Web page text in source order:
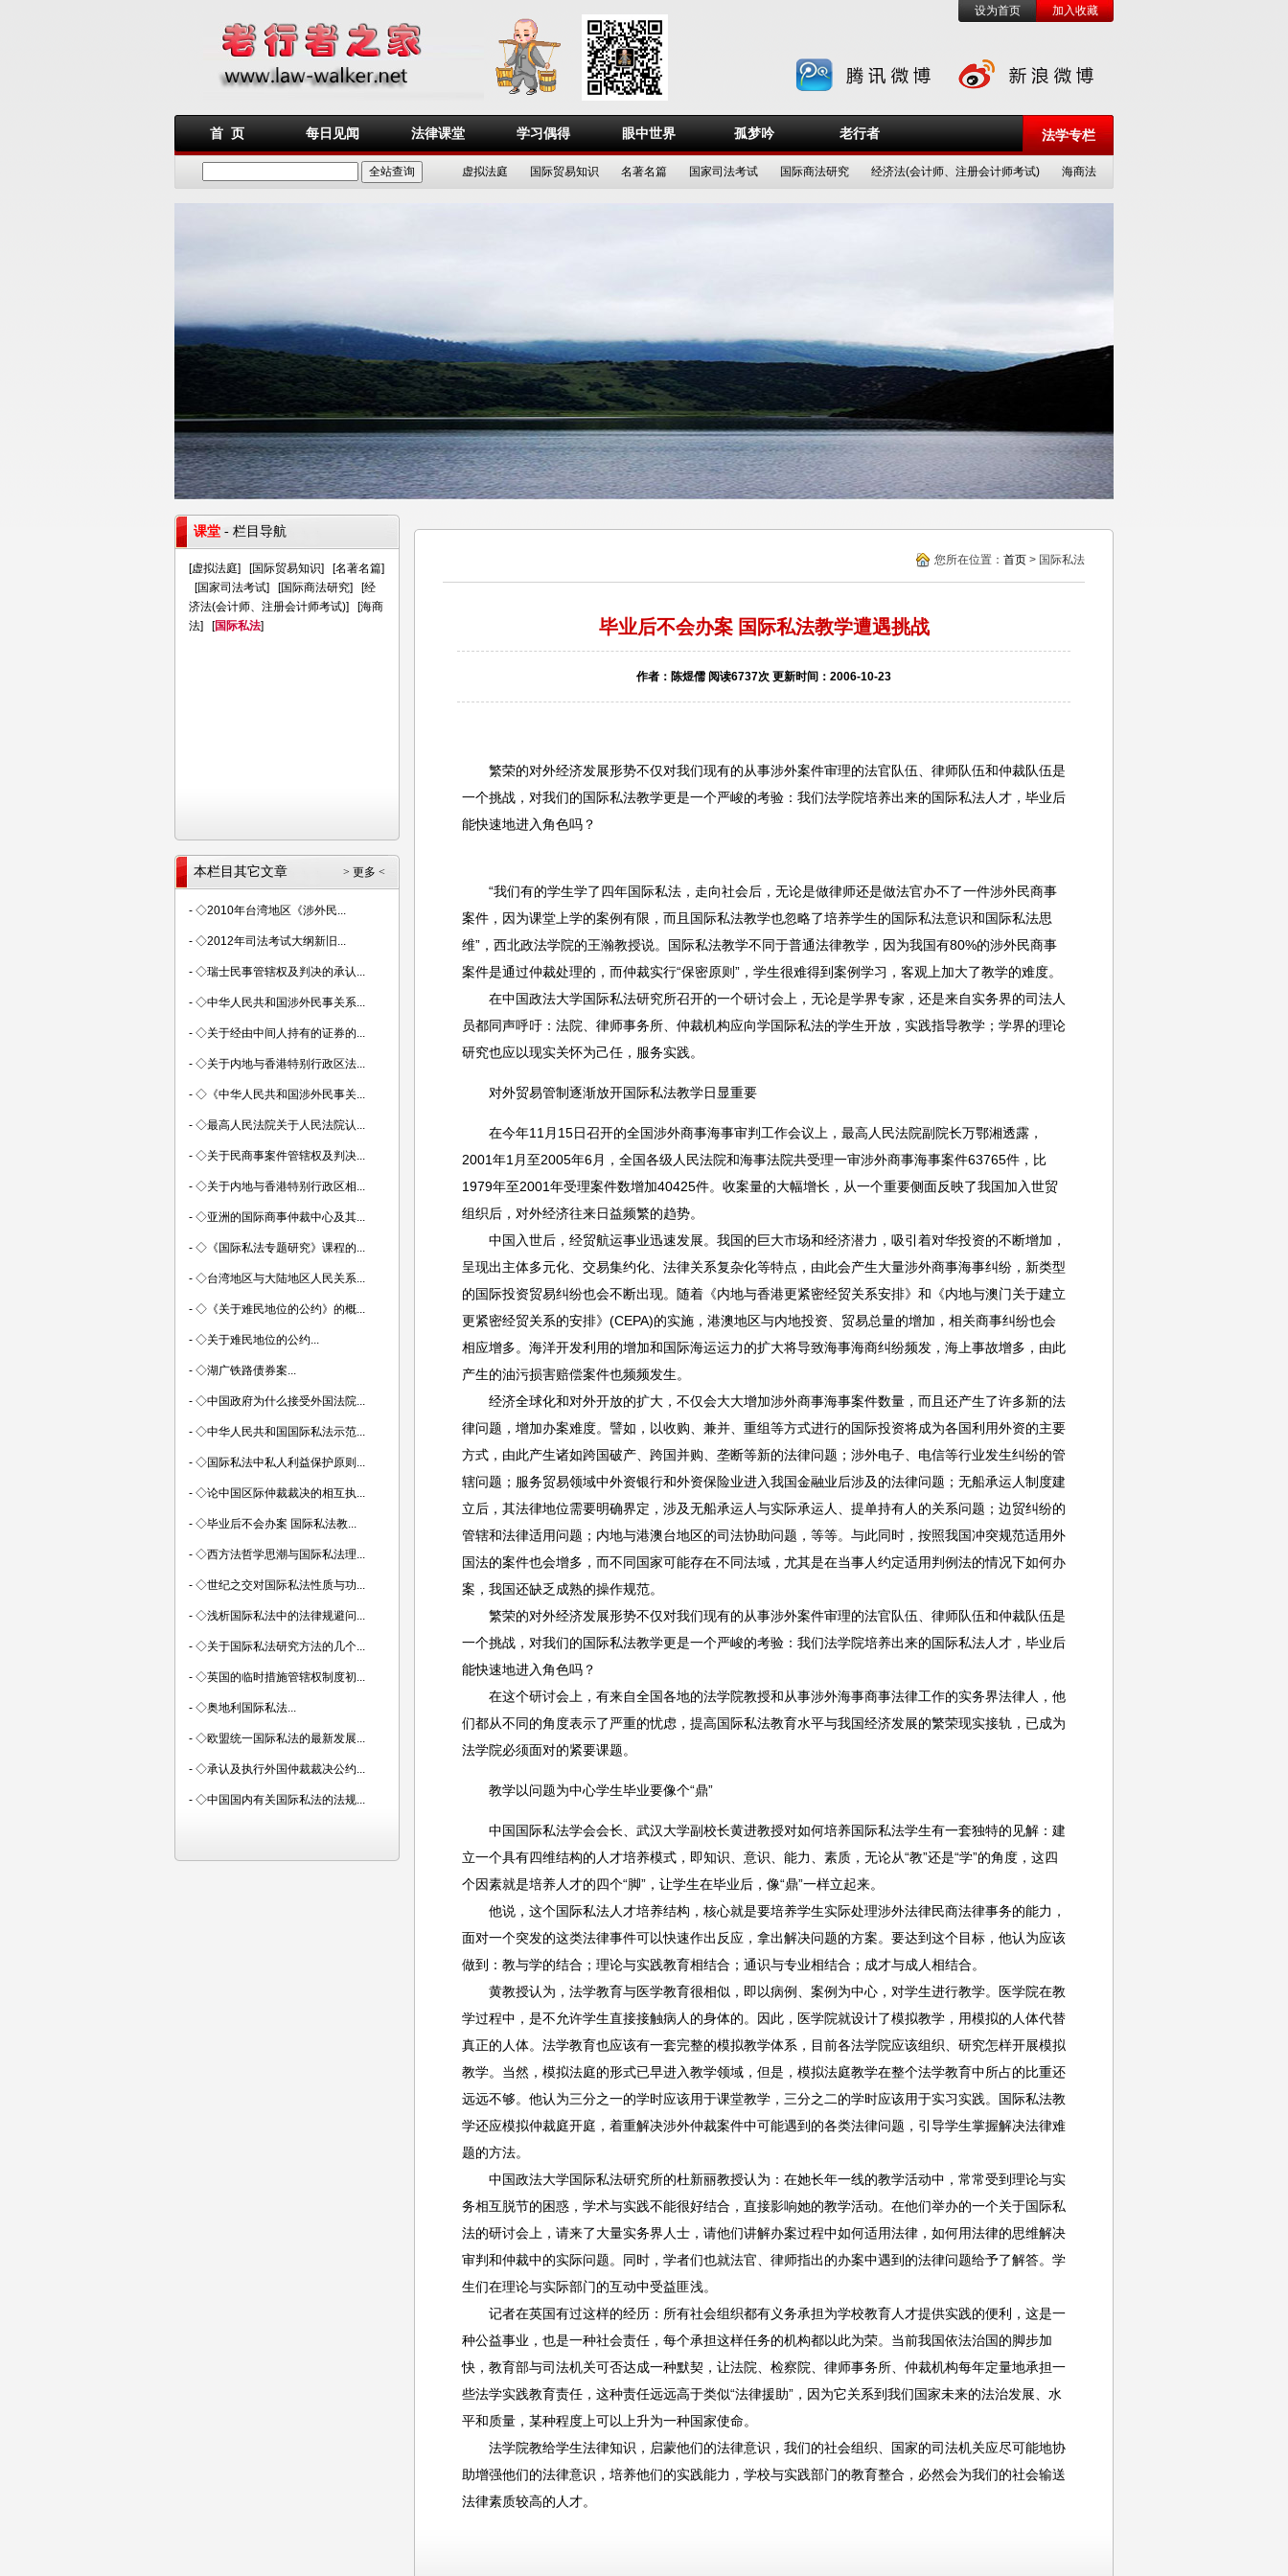
设为首页 加入收藏
首 页 每日见闻 法律课堂 学习偶得 眼中世界 孤梦吟 老行者 法学专栏
虚拟法庭 国际贸易知识 名著名篇 国家司法考试 国际商法研究 经济法(会计师、注册会计师考试) 海商法
您所在位置： 首页 > 国际私法
毕业后不会办案 国际私法教学遭遇挑战
作者：陈煜儒 阅读6737次 更新时间：2006-10-23
繁荣的对外经济发展形势不仅对我们现有的从事涉外案件审理的法官队伍、律师队伍和仲裁队伍是
一个挑战，对我们的国际私法教学更是一个严峻的考验：我们法学院培养出来的国际私法人才，毕业后
能快速地进入角色吗？
“我们有的学生学了四年国际私法，走向社会后，无论是做律师还是做法官办不了一件涉外民商事
案件，因为课堂上学的案例有限，而且国际私法教学也忽略了培养学生的国际私法意识和国际私法思
维”，西北政法学院的王瀚教授说。国际私法教学不同于普通法律教学，因为我国有80%的涉外民商事
案件是通过仲裁处理的，而仲裁实行“保密原则”，学生很难得到案例学习，客观上加大了教学的难度。
在中国政法大学国际私法研究所召开的一个研讨会上，无论是学界专家，还是来自实务界的司法人
员都同声呼吁：法院、律师事务所、仲裁机构应向学国际私法的学生开放，实践指导教学；学界的理论
研究也应以现实关怀为己任，服务实践。
对外贸易管制逐渐放开国际私法教学日显重要
在今年11月15日召开的全国涉外商事海事审判工作会议上，最高人民法院副院长万鄂湘透露，
2001年1月至2005年6月，全国各级人民法院和海事法院共受理一审涉外商事海事案件63765件，比
1979年至2001年受理案件数增加40425件。收案量的大幅增长，从一个重要侧面反映了我国加入世贸
组织后，对外经济往来日益频繁的趋势。
中国入世后，经贸航运事业迅速发展。我国的巨大市场和经济潜力，吸引着对华投资的不断增加，
呈现出主体多元化、交易集约化、法律关系复杂化等特点，由此会产生大量涉外商事海事纠纷，新类型
的国际投资贸易纠纷也会不断出现。随着《内地与香港更紧密经贸关系安排》和《内地与澳门关于建立
更紧密经贸关系的安排》(CEPA)的实施，港澳地区与内地投资、贸易总量的增加，相关商事纠纷也会
相应增多。海洋开发利用的增加和国际海运运力的扩大将导致海事海商纠纷频发，海上事故增多，由此
产生的油污损害赔偿案件也频频发生。
经济全球化和对外开放的扩大，不仅会大大增加涉外商事海事案件数量，而且还产生了许多新的法
律问题，增加办案难度。譬如，以收购、兼并、重组等方式进行的国际投资将成为各国利用外资的主要
方式，由此产生诸如跨国破产、跨国并购、垄断等新的法律问题；涉外电子、电信等行业发生纠纷的管
辖问题；服务贸易领域中外资银行和外资保险业进入我国金融业后涉及的法律问题；无船承运人制度建
立后，其法律地位需要明确界定，涉及无船承运人与实际承运人、提单持有人的关系问题；边贸纠纷的
管辖和法律适用问题；内地与港澳台地区的司法协助问题，等等。与此同时，按照我国冲突规范适用外
国法的案件也会增多，而不同国家可能存在不同法域，尤其是在当事人约定适用判例法的情况下如何办
案，我国还缺乏成熟的操作规范。
繁荣的对外经济发展形势不仅对我们现有的从事涉外案件审理的法官队伍、律师队伍和仲裁队伍是
一个挑战，对我们的国际私法教学更是一个严峻的考验：我们法学院培养出来的国际私法人才，毕业后
能快速地进入角色吗？
在这个研讨会上，有来自全国各地的法学院教授和从事涉外海事商事法律工作的实务界法律人，他
们都从不同的角度表示了严重的忧虑，提高国际私法教育水平与我国经济发展的繁荣现实接轨，已成为
法学院必须面对的紧要课题。
教学以问题为中心学生毕业要像个“鼎”
中国国际私法学会会长、武汉大学副校长黄进教授对如何培养国际私法学生有一套独特的见解：建
立一个具有四维结构的人才培养模式，即知识、意识、能力、素质，无论从“教”还是“学”的角度，这四
个因素就是培养人才的四个“脚”，让学生在毕业后，像“鼎”一样立起来。
他说，这个国际私法人才培养结构，核心就是要培养学生实际处理涉外法律民商法律事务的能力，
面对一个突发的这类法律事件可以快速作出反应，拿出解决问题的方案。要达到这个目标，他认为应该
做到：教与学的结合；理论与实践教育相结合；通识与专业相结合；成才与成人相结合。
黄教授认为，法学教育与医学教育很相似，即以病例、案例为中心，对学生进行教学。医学院在教
学过程中，是不允许学生直接接触病人的身体的。因此，医学院就设计了模拟教学，用模拟的人体代替
真正的人体。法学教育也应该有一套完整的模拟教学体系，目前各法学院应该组织、研究怎样开展模拟
教学。当然，模拟法庭的形式已早进入教学领域，但是，模拟法庭教学在整个法学教育中所占的比重还
远远不够。他认为三分之一的学时应该用于课堂教学，三分之二的学时应该用于实习实践。国际私法教
学还应模拟仲裁庭开庭，着重解决涉外仲裁案件中可能遇到的各类法律问题，引导学生掌握解决法律难
题的方法。
中国政法大学国际私法研究所的杜新丽教授认为：在她长年一线的教学活动中，常常受到理论与实
务相互脱节的困惑，学术与实践不能很好结合，直接影响她的教学活动。在他们举办的一个关于国际私
法的研讨会上，请来了大量实务界人士，请他们讲解办案过程中如何适用法律，如何用法律的思维解决
审判和仲裁中的实际问题。同时，学者们也就法官、律师指出的办案中遇到的法律问题给予了解答。学
生们在理论与实际部门的互动中受益匪浅。
记者在英国有过这样的经历：所有社会组织都有义务承担为学校教育人才提供实践的便利，这是一
种公益事业，也是一种社会责任，每个承担这样任务的机构都以此为荣。当前我国依法治国的脚步加
快，教育部与司法机关可否达成一种默契，让法院、检察院、律师事务所、仲裁机构每年定量地承担一
些法学实践教育责任，这种责任远远高于类似“法律援助”，因为它关系到我们国家未来的法治发展、水
平和质量，某种程度上可以上升为一种国家使命。
法学院教给学生法律知识，启蒙他们的法律意识，我们的社会组织、国家的司法机关应尽可能地协
助增强他们的法律意识，培养他们的实践能力，学校与实践部门的教育整合，必然会为我们的社会输送
法律素质较高的人才。
课堂 - 栏目导航
[虚拟法庭] [国际贸易知识] [名著名篇]
[国家司法考试] [国际商法研究] [经
济法(会计师、注册会计师考试)] [海商
法] [国际私法]
> 更多 <
本栏目其它文章
- ◇2010年台湾地区《涉外民...
- ◇2012年司法考试大纲新旧...
- ◇瑞士民事管辖权及判决的承认...
- ◇中华人民共和国涉外民事关系...
- ◇关于经由中间人持有的证券的...
- ◇关于内地与香港特别行政区法...
- ◇《中华人民共和国涉外民事关...
- ◇最高人民法院关于人民法院认...
- ◇关于民商事案件管辖权及判决...
- ◇关于内地与香港特别行政区相...
- ◇亚洲的国际商事仲裁中心及其...
- ◇《国际私法专题研究》课程的...
- ◇台湾地区与大陆地区人民关系...
- ◇《关于难民地位的公约》的概...
- ◇关于难民地位的公约...
- ◇湖广铁路债券案...
- ◇中国政府为什么接受外国法院...
- ◇中华人民共和国国际私法示范...
- ◇国际私法中私人利益保护原则...
- ◇论中国区际仲裁裁决的相互执...
- ◇毕业后不会办案 国际私法教...
- ◇西方法哲学思潮与国际私法理...
- ◇世纪之交对国际私法性质与功...
- ◇浅析国际私法中的法律规避问...
- ◇关于国际私法研究方法的几个...
- ◇英国的临时措施管辖权制度初...
- ◇奥地利国际私法...
- ◇欧盟统一国际私法的最新发展...
- ◇承认及执行外国仲裁裁决公约...
- ◇中国国内有关国际私法的法规...